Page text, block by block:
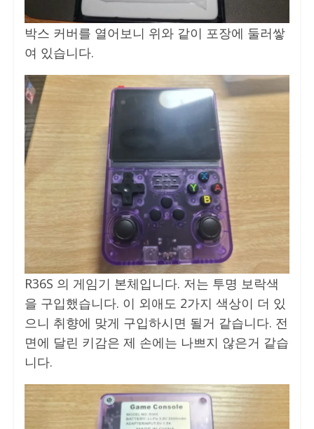
박스 커버를 열어보니 위와 같이 포장에 둘러쌓
여 있습니다.
R36S 의 게임기 본체입니다. 저는 투명 보락색
을 구입했습니다. 이 외애도 2가지 색상이 더 있
으니 취향에 맞게 구입하시면 될거 같습니다. 전
면에 달린 키감은 제 손에는 나쁘지 않은거 같습
니다.